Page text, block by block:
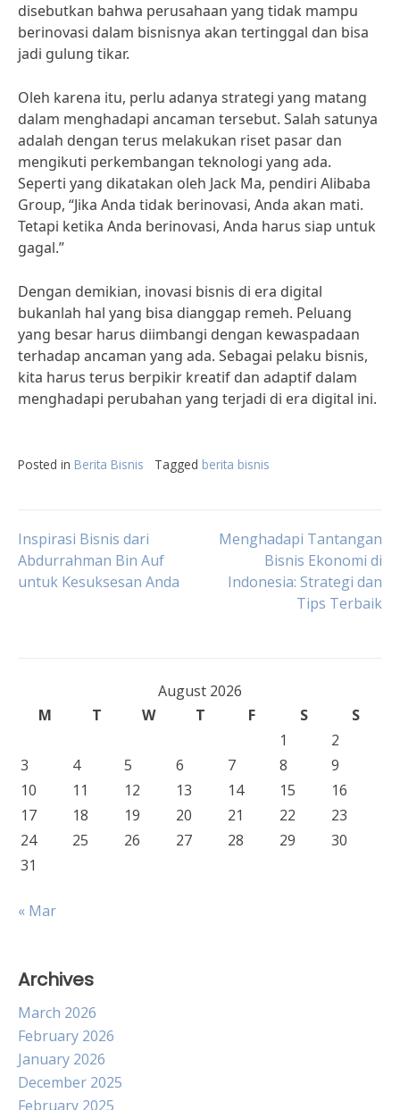
disebutkan bahwa perusahaan yang tidak mampu
berinovasi dalam bisnisnya akan tertinggal dan bisa
jadi gulung tikar.
Oleh karena itu, perlu adanya strategi yang matang
dalam menghadapi ancaman tersebut. Salah satunya
adalah dengan terus melakukan riset pasar dan
mengikuti perkembangan teknologi yang ada.
Seperti yang dikatakan oleh Jack Ma, pendiri Alibaba
Group, “Jika Anda tidak berinovasi, Anda akan mati.
Tetapi ketika Anda berinovasi, Anda harus siap untuk
gagal.”
Dengan demikian, inovasi bisnis di era digital
bukanlah hal yang bisa dianggap remeh. Peluang
yang besar harus diimbangi dengan kewaspadaan
terhadap ancaman yang ada. Sebagai pelaku bisnis,
kita harus terus berpikir kreatif dan adaptif dalam
menghadapi perubahan yang terjadi di era digital ini.
Posted in Berita Bisnis Tagged berita bisnis
Post
navigation
Inspirasi Bisnis dari
Abdurrahman Bin Auf
untuk Kesuksesan Anda
Menghadapi Tantangan
Bisnis Ekonomi di
Indonesia: Strategi dan
Tips Terbaik
August 2026
M
T W T F S
S
1
2
3
4 5 6 7 8
9
10
11 12 13 14 15
16
17
18 19 20 21 22
23
24
25 26 27 28 29
30
31
« Mar
Archives
March 2026
February 2026
January 2026
December 2025
February 2025